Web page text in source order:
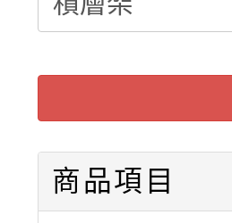
後推式料
駛入式料
積層架販
中型料架
商品項目